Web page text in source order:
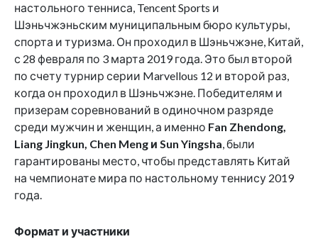
настольного тенниса, Tencent Sports и
Шэньчжэньским муниципальным бюро культуры,
спорта и туризма. Он проходил в Шэньчжэне, Китай,
с 28 февраля по 3 марта 2019 года. Это был второй
по счету турнир серии Marvellous 12 и второй раз,
когда он проходил в Шэньчжэне. Победителям и
призерам соревнований в одиночном разряде
среди мужчин и женщин, а именно Fan Zhendong,
Liang Jingkun, Chen Meng и Sun Yingsha, были
гарантированы место, чтобы представлять Китай
на чемпионате мира по настольному теннису 2019
года.
Формат и участники